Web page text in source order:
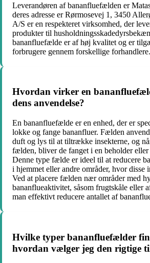
Leverandøren af bananfluefælden er
deres adresse er Rørmosevej 1, 3450
A/S er en respekteret virksomhed, der
produkter til
bananfluefælde er af høj kvalitet og er
forbrugere gennem forskellige forhandlere.
Hvordan virker en
dens anvendelse?
En bananfluefælde er en enhed, der er
lokke og fange bananfluer. Fælden
duft og lys til at tiltrække insekterne, og
fælden, bliver de fanget i en beholder
Denne type fælde er ideel til at reducere
i hjemmet eller andre områder, hvor disse
Ved at placere fælden nær områder med
bananflueaktivitet, såsom frugtskåle eller
man effektivt reducere antallet af
Hvilke typer bananfluefælder
hvordan vælger jeg den rigtige